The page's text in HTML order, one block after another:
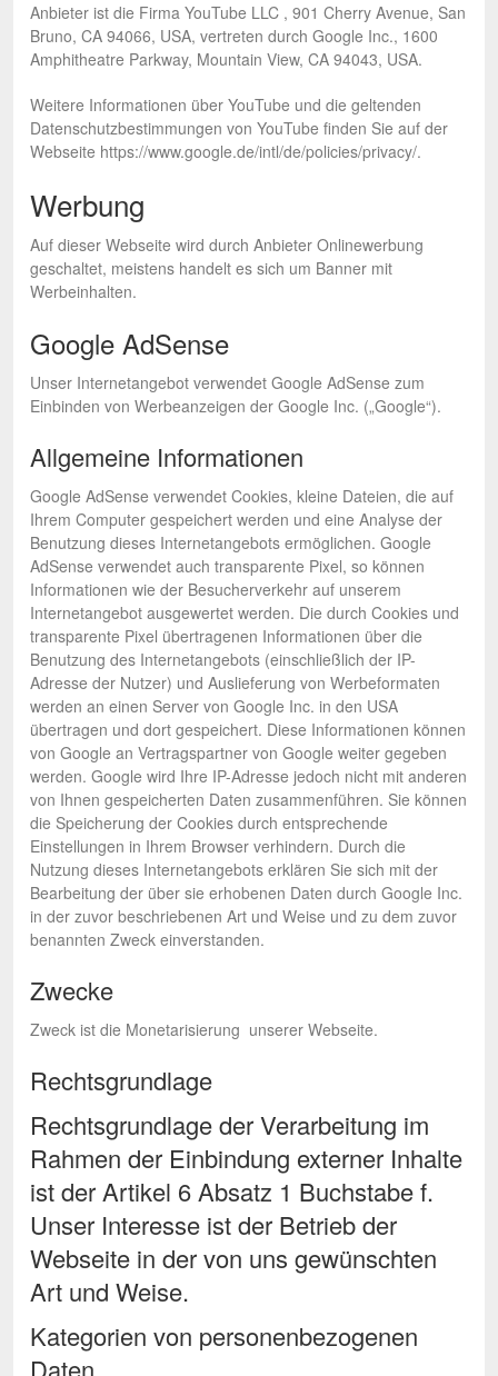
Anbieter ist die Firma YouTube LLC , 901 Cherry Avenue, San
Bruno, CA 94066, USA, vertreten durch Google Inc., 1600
Amphitheatre Parkway, Mountain View, CA 94043, USA.
Weitere Informationen über YouTube und die geltenden
Datenschutzbestimmungen von YouTube finden Sie auf der
Webseite https://www.google.de/intl/de/policies/privacy/.
Werbung
Auf dieser Webseite wird durch Anbieter Onlinewerbung
geschaltet, meistens handelt es sich um Banner mit
Werbeinhalten.
Google AdSense
Unser Internetangebot verwendet Google AdSense zum
Einbinden von Werbeanzeigen der Google Inc. („Google“).
Allgemeine Informationen
Google AdSense verwendet Cookies, kleine Dateien, die auf
Ihrem Computer gespeichert werden und eine Analyse der
Benutzung dieses Internetangebots ermöglichen. Google
AdSense verwendet auch transparente Pixel, so können
Informationen wie der Besucherverkehr auf unserem
Internetangebot ausgewertet werden. Die durch Cookies und
transparente Pixel übertragenen Informationen über die
Benutzung des Internetangebots (einschließlich der IP-
Adresse der Nutzer) und Auslieferung von Werbeformaten
werden an einen Server von Google Inc. in den USA
übertragen und dort gespeichert. Diese Informationen können
von Google an Vertragspartner von Google weiter gegeben
werden. Google wird Ihre IP-Adresse jedoch nicht mit anderen
von Ihnen gespeicherten Daten zusammenführen. Sie können
die Speicherung der Cookies durch entsprechende
Einstellungen in Ihrem Browser verhindern. Durch die
Nutzung dieses Internetangebots erklären Sie sich mit der
Bearbeitung der über sie erhobenen Daten durch Google Inc.
in der zuvor beschriebenen Art und Weise und zu dem zuvor
benannten Zweck einverstanden.
Zwecke
Zweck ist die Monetarisierung unserer Webseite.
Rechtsgrundlage
Rechtsgrundlage der Verarbeitung im
Rahmen der Einbindung externer Inhalte
ist der Artikel 6 Absatz 1 Buchstabe f.
Unser Interesse ist der Betrieb der
Webseite in der von uns gewünschten
Art und Weise.
Kategorien von personenbezogenen
Daten